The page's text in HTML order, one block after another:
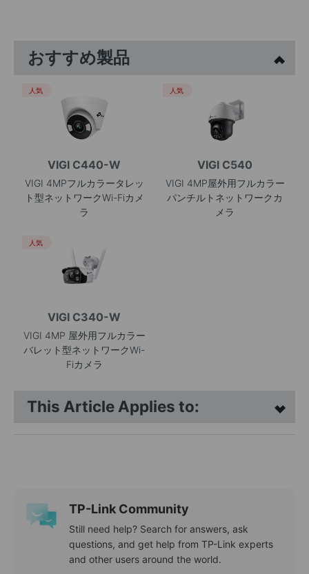
おすすめ製品
VIGI C440-W
VIGI 4MPフルカラータレッ
ト型ネットワークWi-Fiカメ
ラ
人気
VIGI C540
VIGI 4MP屋外用フルカラー
パンチルトネットワークカ
メラ
人気
VIGI C340-W
VIGI 4MP 屋外用フルカラー
バレット型ネットワークWi-
Fiカメラ
人気
This Article Applies to:
TP-Link Community
Still need help? Search for answers, ask
questions, and get help from TP-Link experts
and other users around the world.